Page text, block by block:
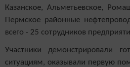
Казанское, Альметьевское,
Пермское районные
всего - 25 сотрудников
Участники демонстрировали
ситуациям, оказывали первую